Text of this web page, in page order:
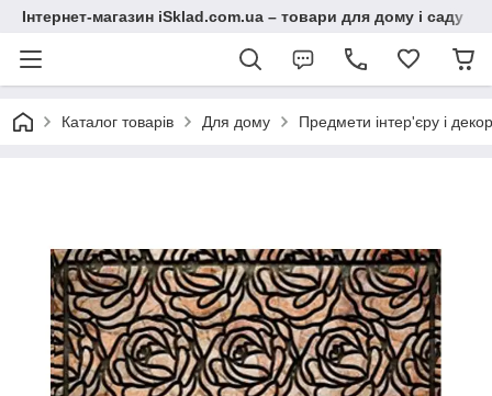
Інтернет-магазин iSklad.com.ua – товари для дому і саду
Каталог товарів Для дому Предмети інтер'єру і